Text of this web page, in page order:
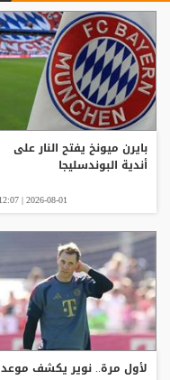
بايرن ميونخ يفتح النار على
أندية البوندسليجا
2026-08-01 | 12:07 ص
لأول مرة.. نوير يكشف موعد